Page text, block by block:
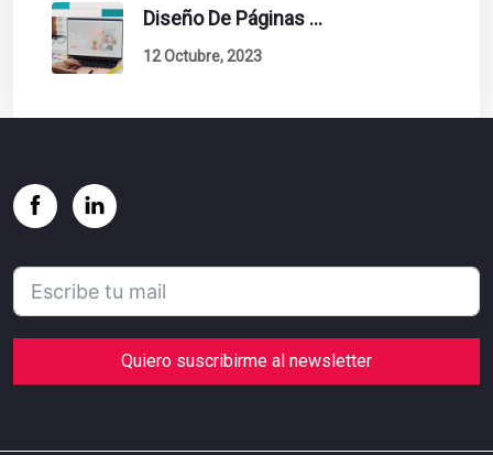
Diseño De Páginas Web. Esto Debe Tener Un Sitio Exitoso.
12 Octubre, 2023
Quiero suscribirme al newsletter